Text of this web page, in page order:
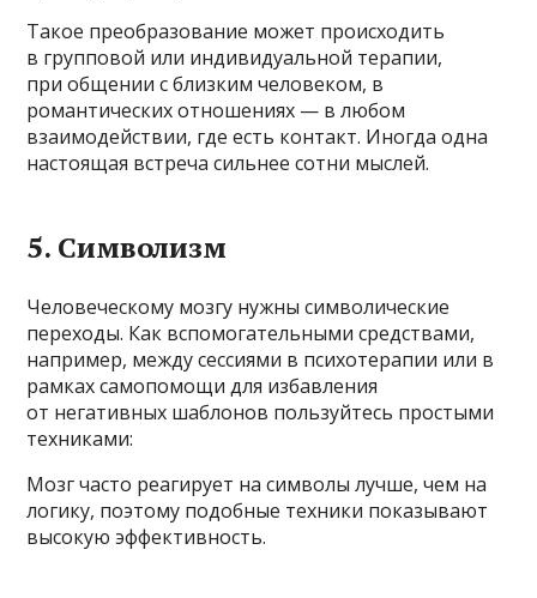
Такое преобразование может происходить
в групповой или индивидуальной терапии,
при общении с близким человеком, в
романтических отношениях — в любом
взаимодействии, где есть контакт. Иногда одна
настоящая встреча сильнее сотни мыслей.
5. Символизм
Человеческому мозгу нужны символические
переходы. Как вспомогательными средствами,
например, между сессиями в психотерапии или в
рамках самопомощи для избавления
от негативных шаблонов пользуйтесь простыми
техниками:
Мозг часто реагирует на символы лучше, чем на
логику, поэтому подобные техники показывают
высокую эффективность.